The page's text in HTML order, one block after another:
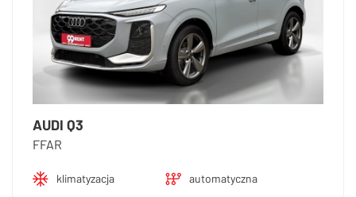
AUDI Q3
FFAR
klimatyzacja
automatyczna